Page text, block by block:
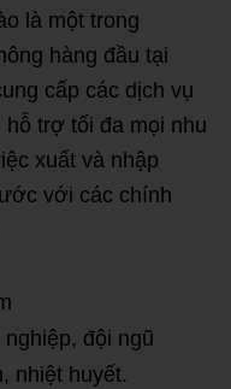
là một trong
hàng đầu tại
cấp các dịch vụ
trợ tối đa mọi nhu
xuất và nhập
với các chính
đội ngũ
nhiệt huyết.